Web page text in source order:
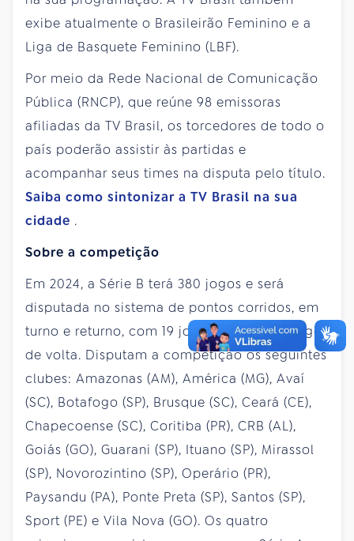
exibe atualmente o Brasileirão Feminino e a
Liga de Basquete Feminino (LBF).
Por meio da Rede Nacional de Comunicação
Pública (RNCP), que reúne 98 emissoras
afiliadas da TV Brasil, os torcedores de todo o
país poderão assistir às partidas e
acompanhar seus times na disputa pelo título.
Saiba como sintonizar a TV Brasil na sua
cidade .
Sobre a competição
Em 2024, a Série B terá 380 jogos e será
disputada no sistema de pontos corridos, em
turno e returno, com 19 jogos de ida e 19 jogos
de volta. Disputam a competição os seguintes
clubes: Amazonas (AM), América (MG), Avaí
(SC), Botafogo (SP), Brusque (SC), Ceará (CE),
Chapecoense (SC), Coritiba (PR), CRB (AL),
Goiás (GO), Guarani (SP), Ituano (SP), Mirassol
(SP), Novorozintino (SP), Operário (PR),
Paysandu (PA), Ponte Preta (SP), Santos (SP),
Sport (PE) e Vila Nova (GO). Os quatro